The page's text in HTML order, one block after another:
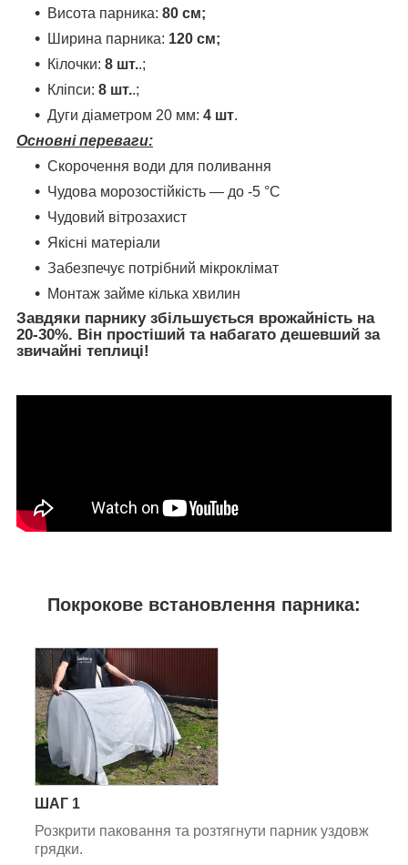
Висота парника: 80 см;
Ширина парника: 120 см;
Кілочки: 8 шт..;
Кліпси: 8 шт..;
Дуги діаметром 20 мм: 4 шт.
Основні переваги:
Скорочення води для поливання
Чудова морозостійкість — до -5 °C
Чудовий вітрозахист
Якісні матеріали
Забезпечує потрібний мікроклімат
Монтаж займе кілька хвилин
Завдяки парнику збільшується врожайність на
20-30%. Він простіший та набагато дешевший за
звичайні теплиці!
Покрокове встановлення парника:
ШАГ 1
Розкрити паковання та розтягнути парник уздовж
грядки.